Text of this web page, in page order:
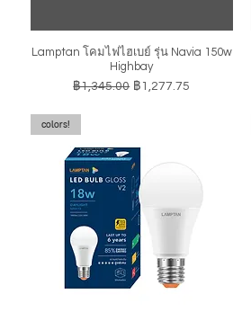
ดูข้อมูลด่วน
Lamptan โคมไฟไฮเบย์ รุ่น Navia 150w
Highbay
ราคาปกติ
฿1,345.00 ราคาขายลด
฿1,277.75
colors!